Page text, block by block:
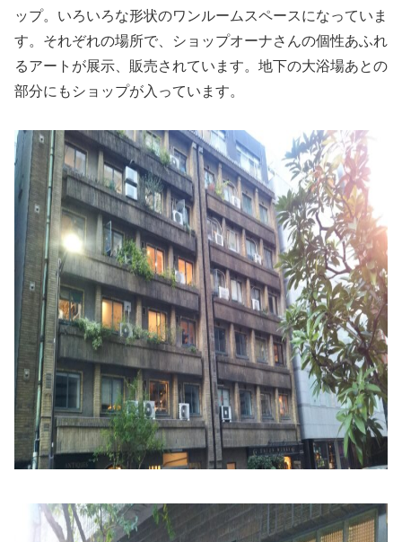
ップ。いろいろな形状のワンルームスペースになっていま
す。それぞれの場所で、ショップオーナさんの個性あふれ
るアートが展示、販売されています。地下の大浴場あとの
部分にもショップが入っています。